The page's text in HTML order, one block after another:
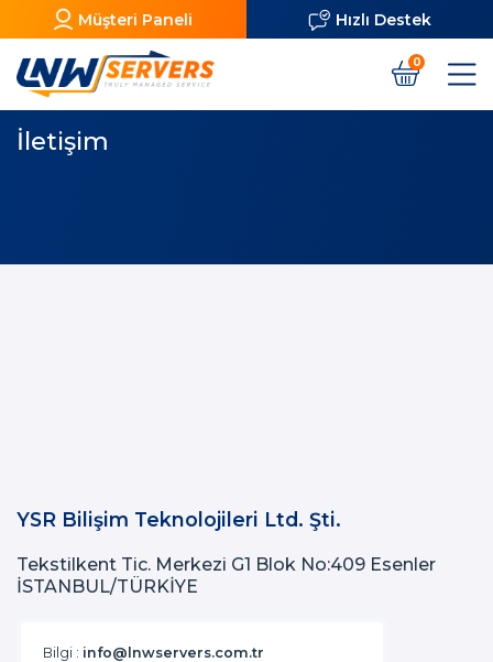
Müşteri Paneli Hızlı Destek
0
İletişim
YSR Bilişim Teknolojileri Ltd. Şti.
Tekstilkent Tic. Merkezi G1 Blok No:409 Esenler
İSTANBUL/TÜRKİYE
Bilgi : info@lnwservers.com.tr